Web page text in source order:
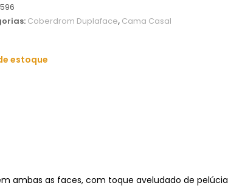
Coberdrom Duplaface, Cama Casal
estoque
ambas as faces, com toque aveludado de